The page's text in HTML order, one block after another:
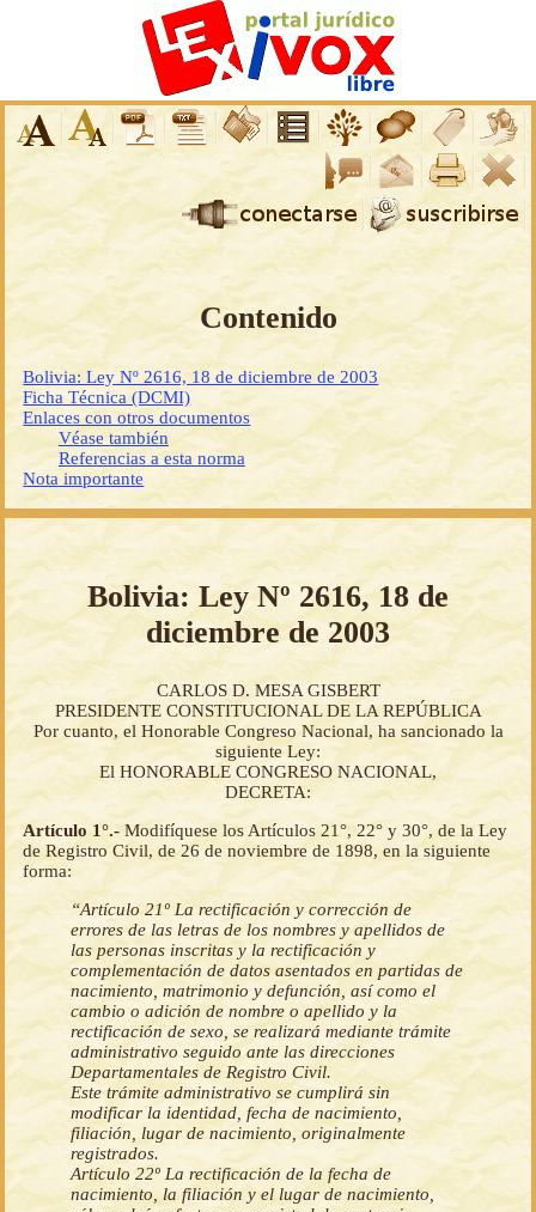
Contenido
Bolivia: Ley Nº 2616, 18 de diciembre de 2003
Ficha Técnica (DCMI)
Enlaces con otros documentos
Véase también
Referencias a esta norma
Nota importante
Bolivia: Ley Nº 2616, 18 de
diciembre de 2003
CARLOS D. MESA GISBERT
PRESIDENTE CONSTITUCIONAL DE LA REPÚBLICA
Por cuanto, el Honorable Congreso Nacional, ha sancionado la
siguiente Ley:
El HONORABLE CONGRESO NACIONAL,
DECRETA:
Artículo 1°.- Modifíquese los Artículos 21°, 22° y 30°, de la Ley
de Registro Civil, de 26 de noviembre de 1898, en la siguiente
forma:
“Artículo 21º La rectificación y corrección de
errores de las letras de los nombres y apellidos de
las personas inscritas y la rectificación y
complementación de datos asentados en partidas de
nacimiento, matrimonio y defunción, así como el
cambio o adición de nombre o apellido y la
rectificación de sexo, se realizará mediante trámite
administrativo seguido ante las direcciones
Departamentales de Registro Civil.
Este trámite administrativo se cumplirá sin
modificar la identidad, fecha de nacimiento,
filiación, lugar de nacimiento, originalmente
registrados.
Artículo 22º La rectificación de la fecha de
nacimiento, la filiación y el lugar de nacimiento,